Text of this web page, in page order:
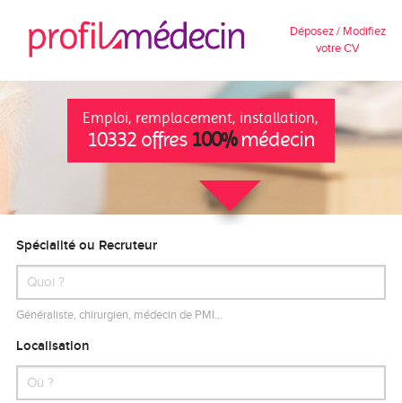
Déposez / Modifiez
votre CV
Emploi, remplacement, installation,
10332 offres 100%médecin
Spécialité ou Recruteur
Généraliste, chirurgien, médecin de PMI…
Localisation